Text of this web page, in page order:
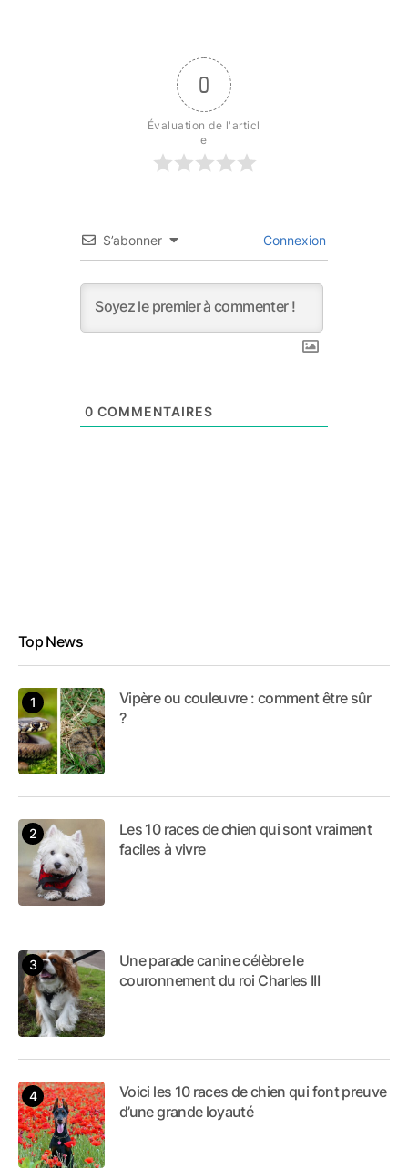
0
Évaluation de l'articl
e
S’abonner Connexion
0 COMMENTAIRES
Top News
Vipère ou couleuvre : comment être sûr
?
Les 10 races de chien qui sont vraiment
faciles à vivre
Une parade canine célèbre le
couronnement du roi Charles III
Voici les 10 races de chien qui font preuve
d’une grande loyauté